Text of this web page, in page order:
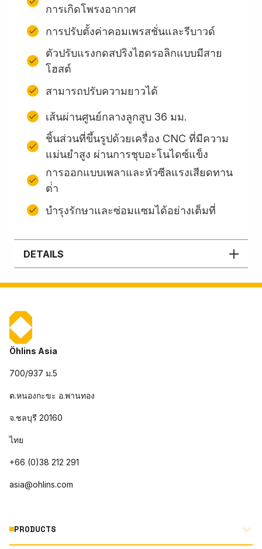
การเกิดโพรงอากาศ
การปรับตั้งค่าคอมเพรสชั่นและรีบาวด์
ตัวปรับแรงกดสปริงไฮดรอลิกแบบมีสาย
โฮสต์
สามารถปรับความยาวได้
เส้นผ่านศูนย์กลางลูกสูบ 36 มม.
ชิ้นส่วนที่ขึ้นรูปด้วยเครื่อง CNC ที่มีความ
แม่นยำสูง ผ่านการชุบอะโนไดซ์แข็ง
การออกแบบเพลาและหัวซีลแรงเสียดทาน
ต่ํา
บํารุงรักษาและซ่อมแซมได้อย่างเต็มที่
DETAILS
Öhlins Asia
700/937 ม.5
ต.หนองกะขะ อ.พานทอง
จ.ชลบุรี 20160
ไทย
+66 (0)38 212 291
asia@ohlins.com
PRODUCTS